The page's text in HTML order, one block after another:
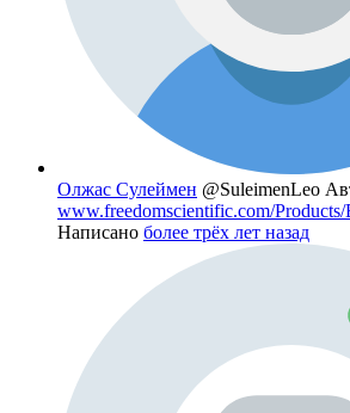
Олжас Сулеймен @SuleimenLeo
www.freedomscientific.com/
Написано более трёх лет назад